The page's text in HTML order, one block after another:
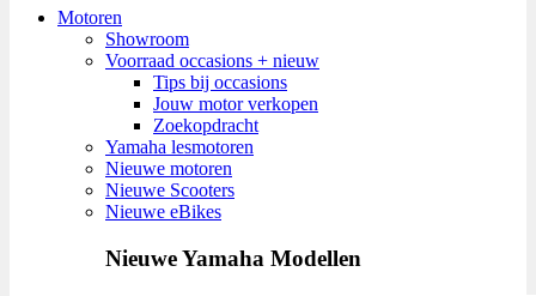
Motoren
Showroom
Voorraad occasions + nieuw
Tips bij occasions
Jouw motor verkopen
Zoekopdracht
Yamaha lesmotoren
Nieuwe motoren
Nieuwe Scooters
Nieuwe eBikes
Nieuwe Yamaha Modellen